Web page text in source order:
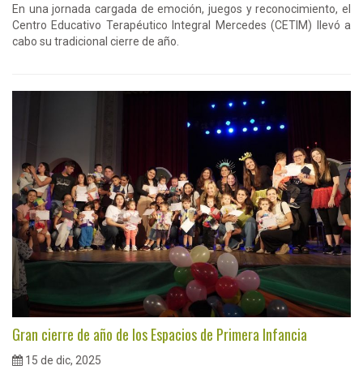
En una jornada cargada de emoción, juegos y reconocimiento, el
Centro Educativo Terapéutico Integral Mercedes (CETIM) llevó a
cabo su tradicional cierre de año.
Gran cierre de año de los Espacios de Primera Infancia
15 de dic, 2025